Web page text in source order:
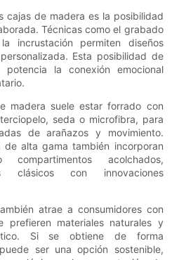
cajas de madera es la posibilidad
Técnicas como el grabado
incrustación permiten diseños
Esta posibilidad de
potencia la conexión emocional
madera suele estar forrado con
seda o microfibra, para
de arañazos y movimiento.
de alta gama también incorporan
acolchados,
clásicos con innovaciones
atrae a consumidores con
prefieren materiales naturales y
Si se obtiene de forma
ser una opción sostenible,